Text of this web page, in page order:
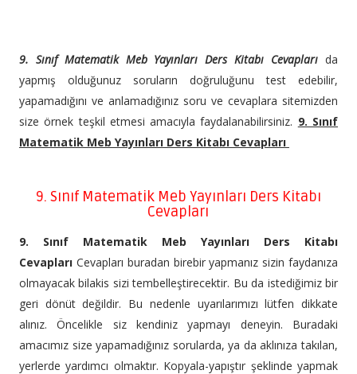
9. Sınıf Matematik Meb Yayınları Ders Kitabı Cevaplarıda
yapmış olduğunuz soruların doğruluğunu test edebilir,
yapamadığını ve anlamadığınız soru ve cevaplara sitemizden
size örnek teşkil etmesi amacıyla faydalanabilirsiniz. 9. Sınıf
Matematik Meb Yayınları Ders Kitabı Cevapları
9. Sınıf Matematik Meb Yayınları Ders Kitabı
Cevapları
9. Sınıf Matematik Meb Yayınları Ders Kitabı
Cevapları Cevapları buradan birebir yapmanız sizin faydanıza
olmayacak bilakis sizi tembelleştirecektir. Bu da istediğimiz bir
geri dönüt değildir. Bu nedenle uyarılarımızı lütfen dikkate
alınız. Öncelikle siz kendiniz yapmayı deneyin. Buradaki
amacımız size yapamadığınız sorularda, ya da aklınıza takılan,
yerlerde yardımcı olmaktır. Kopyala-yapıştır şeklinde yapmak